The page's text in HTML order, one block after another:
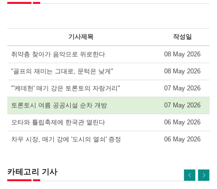
기사제목 작성일
취약층 찾아가 음악으로 위로한다 08 May 2026
“골프의 재미는 그대로, 문턱은 낮게" 08 May 2026
"'케데헌' 매기 강은 토론토의 자랑거리" 07 May 2026
토론토시 여름 공공시설 순차 개방 07 May 2026
오타와 튤립축제에 한국관 열린다 06 May 2026
차우 시장, 매기 강에 '도시의 열쇠' 증정 06 May 2026
카테고리 기사